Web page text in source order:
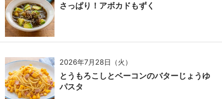
さっぱり！アボカドもずく
2026年7月28日（火）
とうもろこしとベーコンのバターじょうゆ
パスタ